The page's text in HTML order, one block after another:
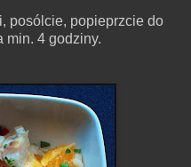
posólcie, popieprzcie do
min. 4 godziny.